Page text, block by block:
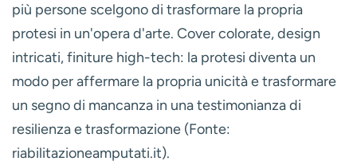
più persone scelgono di trasformare la propria
protesi in un'opera d'arte. Cover colorate, design
intricati, finiture high-tech: la protesi diventa un
modo per affermare la propria unicità e trasformare
un segno di mancanza in una testimonianza di
resilienza e trasformazione (Fonte:
riabilitazioneamputati.it).